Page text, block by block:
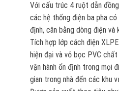
Với cấu trúc 4 ruột dẫn
các hệ thống điện ba pha
định, cân bằng dòng điện
Tích hợp lớp cách điện
hiện đại và vỏ bọc PVC
vận hành ổn định trong mọi
gian trong nhà đến các khu